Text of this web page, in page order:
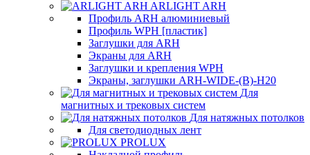
ARLIGHT ARH
Профиль ARH алюминиевый
Профиль WPH [пластик]
Заглушки для ARH
Экраны для ARH
Заглушки и крепления WPH
Экраны, заглушки ARH-WIDE-(B)-H20
Для
магнитных и трековых систем
Для натяжных потолков
Для светодиодных лент
PROLUX